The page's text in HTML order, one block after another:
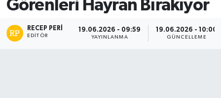
Görenleri Hayran Bırakıyor
RECEP PERI
EDITÖR
19.06.2026 - 09:59
YAYINLANMA
19.06.2026 - 10:00
GÜNCELLEME
Son Dakika Haberleri
Haber Arşivi